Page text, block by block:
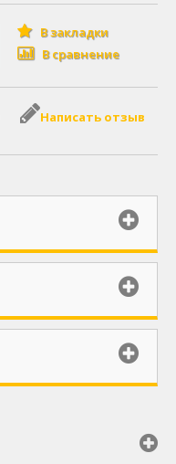
В закладки
В сравнение
Написать отзыв